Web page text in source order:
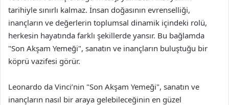
tarihiyle sınırlı kalmaz. İnsan doğasının evrenselliği,
inançların ve değerlerin toplumsal dinamik içindeki rolü,
herkesin hayatında farklı şekillerde yansır. Bu bağlamda
"Son Akşam Yemeği", sanatın ve inançların buluştuğu bir
köprü vazifesi görür.
Leonardo da Vinci’nin "Son Akşam Yemeği", sanatın ve
inançların nasıl bir araya gelebileceğinin en güzel